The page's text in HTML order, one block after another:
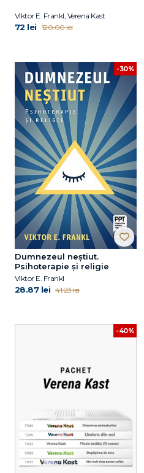
Viktor E. Frankl, Verena Kast
72 lei 120.00 lei
-30%
Dumnezeul neștiut.
Psihoterapie și religie
Viktor E. Frankl
28.87 lei 41.23 lei
-40%